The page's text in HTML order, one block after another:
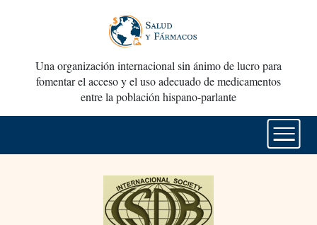
Una organización internacional sin ánimo de lucro para
fomentar el acceso y el uso adecuado de medicamentos
entre la población hispano-parlante